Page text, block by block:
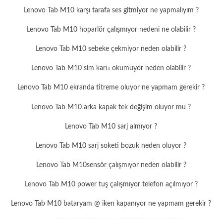
Lenovo Tab M10 karşı tarafa ses gitmiyor ne yapmalıyım ?
Lenovo Tab M10 hoparlör çalışmıyor nedeni ne olabilir ?
Lenovo Tab M10 sebeke çekmiyor neden olabilir ?
Lenovo Tab M10 sim kartı okumuyor neden olabilir ?
Lenovo Tab M10 ekranda titreme oluyor ne yapmam gerekir ?
Lenovo Tab M10 arka kapak tek değişim oluyor mu ?
Lenovo Tab M10 sarj almıyor ?
Lenovo Tab M10 sarj soketi bozuk neden oluyor ?
Lenovo Tab M10sensör çalışmıyor neden olabilir ?
Lenovo Tab M10 power tuş çalışmıyor telefon açılmıyor ?
Lenovo Tab M10 bataryam @ iken kapanıyor ne yapmam gerekir ?